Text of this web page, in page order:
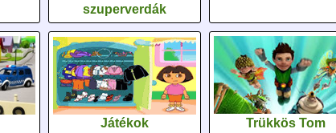
szuperverdák
Játékok Trükkös Tom